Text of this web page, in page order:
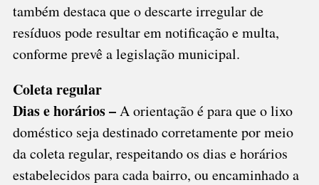
também destaca que o descarte irregular de
resíduos pode resultar em notificação e multa,
conforme prevê a legislação municipal.
Coleta regular
Dias e horários –A orientação é para que o lixo
doméstico seja destinado corretamente por meio
da coleta regular, respeitando os dias e horários
estabelecidos para cada bairro, ou encaminhado a